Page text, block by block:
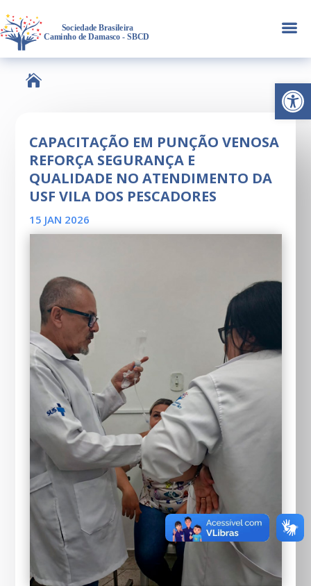
Abrir
a

CAPACITAÇÃO EM PUNÇÃO VENOSA
REFORÇA SEGURANÇA E
QUALIDADE NO ATENDIMENTO DA
USF VILA DOS PESCADORES
15 JAN 2026